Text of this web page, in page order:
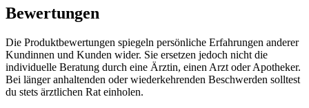
Bewertungen
Die Produktbewertungen spiegeln persönliche Erfahrungen anderer
Kundinnen und Kunden wider. Sie ersetzen jedoch nicht die
individuelle Beratung durch eine Ärztin, einen Arzt oder Apotheker.
Bei länger anhaltenden oder wiederkehrenden Beschwerden solltest
du stets ärztlichen Rat einholen.